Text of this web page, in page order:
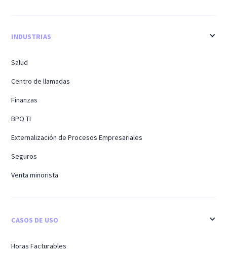
INDUSTRIAS
Salud
Centro de llamadas
Finanzas
BPO TI
Externalización de Procesos Empresariales
Seguros
Venta minorista
CASOS DE USO
Horas Facturables